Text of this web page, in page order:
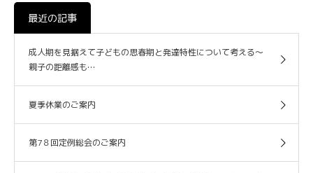
最近の記事
成人期を見据えて子どもの思春期と発達特性について考える～
親子の距離感も…
夏季休業のご案内
第7８回定例総会のご案内